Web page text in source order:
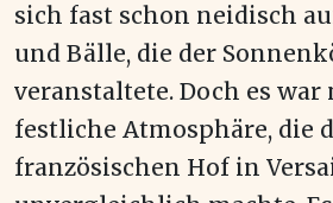
sich fast schon neidisch
und Bälle, die der
veranstaltete. Doch es
festliche Atmosphäre, die
französischen Hof in